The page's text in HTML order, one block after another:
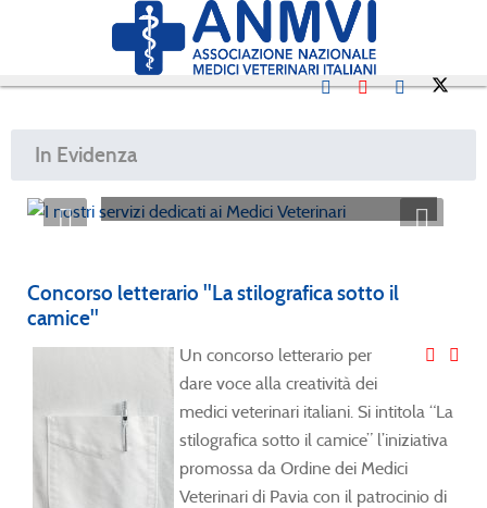
In EvidenzaI nostri servizi dedicati ai
Medici Veterinari
Concorso letterario "La stilografica sotto il
camice"
Un concorso letterario per
dare voce alla creatività dei
medici veterinari italiani. Si intitola “La
stilografica sotto il camice” l’iniziativa
promossa da Ordine dei Medici
Veterinari di Pavia con il patrocinio di